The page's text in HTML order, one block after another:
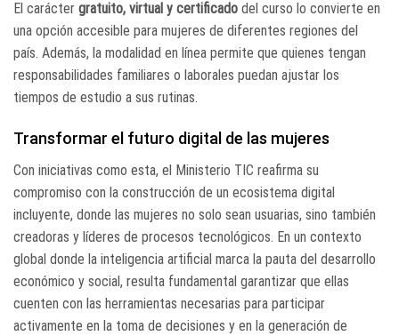
El carácter gratuito, virtual y certificado del curso lo convierte en
una opción accesible para mujeres de diferentes regiones del
país. Además, la modalidad en línea permite que quienes tengan
responsabilidades familiares o laborales puedan ajustar los
tiempos de estudio a sus rutinas.
Transformar el futuro digital de las mujeres
Con iniciativas como esta, el Ministerio TIC reafirma su
compromiso con la construcción de un ecosistema digital
incluyente, donde las mujeres no solo sean usuarias, sino también
creadoras y líderes de procesos tecnológicos. En un contexto
global donde la inteligencia artificial marca la pauta del desarrollo
económico y social, resulta fundamental garantizar que ellas
cuenten con las herramientas necesarias para participar
activamente en la toma de decisiones y en la generación de